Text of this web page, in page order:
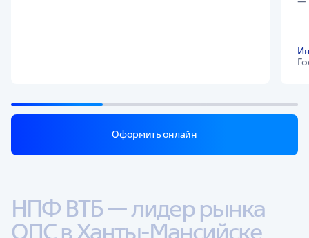
Оформить онлайн
НПФ ВТБ — лидер рынка
ОПС в Ханты-Мансийске